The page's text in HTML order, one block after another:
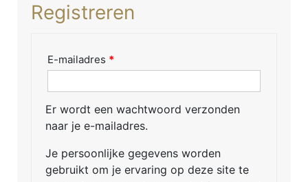
Registreren
E-mailadres *
Er wordt een wachtwoord verzonden
naar je e-mailadres.
Je persoonlijke gegevens worden
gebruikt om je ervaring op deze site te